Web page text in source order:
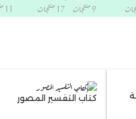
9 منتجات
17 منتجات
11 منتجات
كتاب التفسير المصور